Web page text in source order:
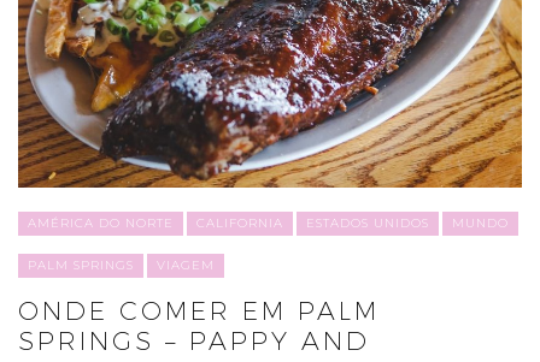
AMÉRICA DO NORTE CALIFORNIA ESTADOS UNIDOS MUNDO
PALM SPRINGS VIAGEM
ONDE COMER EM PALM
SPRINGS – PAPPY AND